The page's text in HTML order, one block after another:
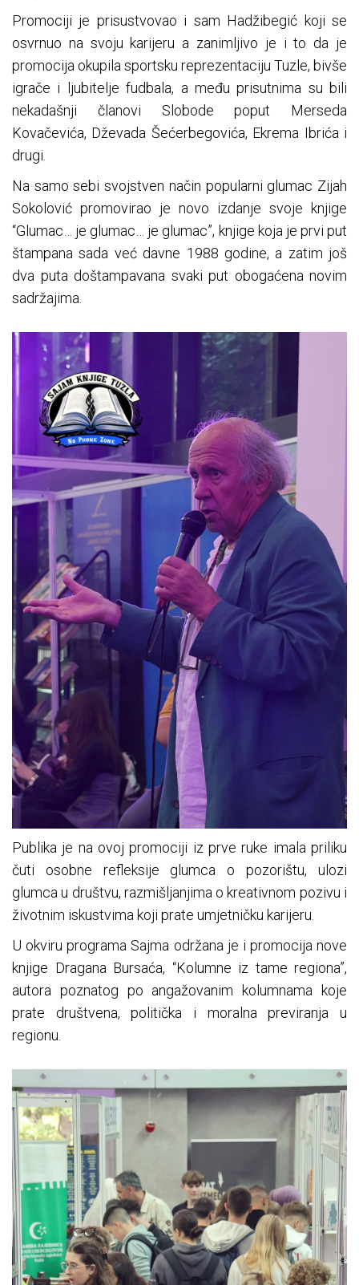
Promociji je prisustvovao i sam Hadžibegić koji se
osvrnuo na svoju karijeru a zanimljivo je i to da je
promocija okupila sportsku reprezentaciju Tuzle, bivše
igrače i ljubitelje fudbala, a među prisutnima su bili
nekadašnji članovi Slobode poput Merseda
Kovačevića, Dževada Šećerbegovića, Ekrema Ibrića i
drugi.
Na samo sebi svojstven način popularni glumac Zijah
Sokolović promovirao je novo izdanje svoje knjige
“Glumac… je glumac… je glumac”, knjige koja je prvi put
štampana sada već davne 1988 godine, a zatim još
dva puta doštampavana svaki put obogaćena novim
sadržajima.
Publika je na ovoj promociji iz prve ruke imala priliku
čuti osobne refleksije glumca o pozorištu, ulozi
glumca u društvu, razmišljanjima o kreativnom pozivu i
životnim iskustvima koji prate umjetničku karijeru.
U okviru programa Sajma održana je i promocija nove
knjige Dragana Bursaća, “Kolumne iz tame regiona”,
autora poznatog po angažovanim kolumnama koje
prate društvena, politička i moralna previranja u
regionu.